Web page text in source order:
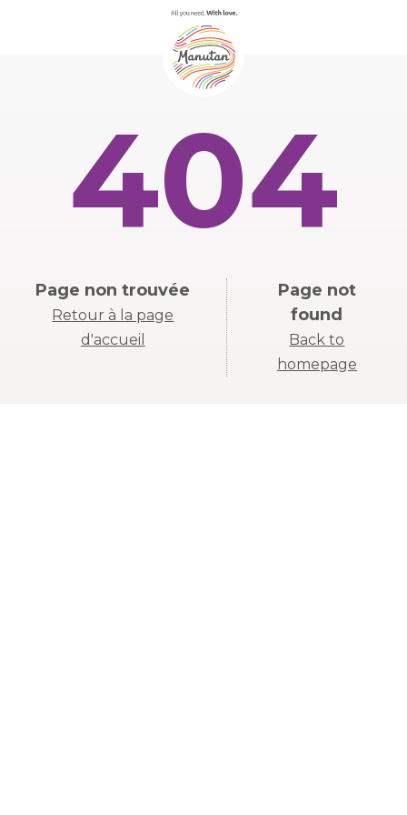
404
Page non trouvée
Retour à la page
d'accueil
Page not
found
Back to
homepage